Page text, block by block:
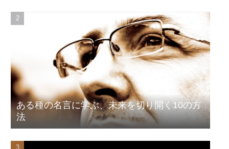
ある種の名言に学ぶ、未来を切り開く10の方
法